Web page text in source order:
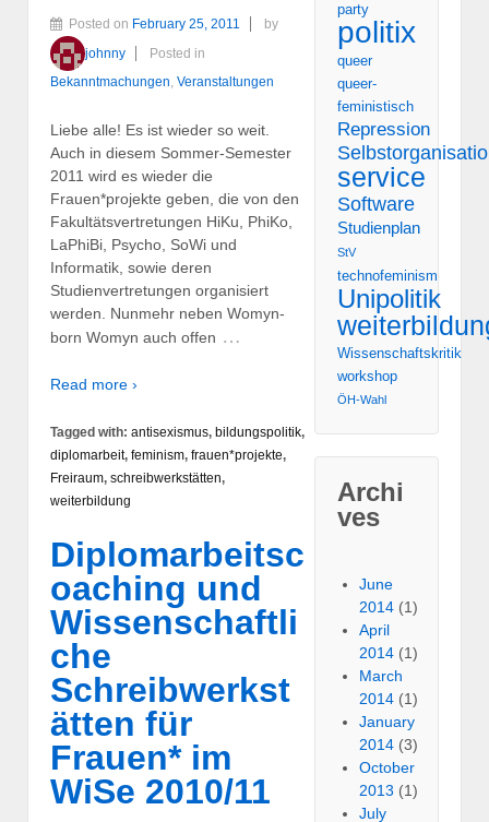
Posted on February 25, 2011
by
johnny
Posted in
Bekanntmachungen, Veranstaltungen
Liebe alle! Es ist wieder so weit.
Auch in diesem Sommer-Semester
2011 wird es wieder die
Frauen*projekte geben, die von den
Fakultätsvertretungen HiKu, PhiKo,
LaPhiBi, Psycho, SoWi und
Informatik, sowie deren
Studienvertretungen organisiert
werden. Nunmehr neben Womyn-
born Womyn auch offen …
Read more ›
Tagged with: antisexismus, bildungspolitik,
diplomarbeit, feminism, frauen*projekte,
Freiraum, schreibwerkstätten,
weiterbildung
Diplomarbeitsc
oaching und
Wissenschaftli
che
Schreibwerkst
ätten für
Frauen* im
WiSe 2010/11
party
politix
queer
queer-
feministisch
Repression
service
Software
Studienplan
StV
technofeminism
Unipolitik
Wissenschaftskritik
workshop
ÖH-Wahl
Archi
ves
June
2014 (1)
April
2014 (1)
March
2014 (1)
January
2014 (3)
October
2013 (1)
July